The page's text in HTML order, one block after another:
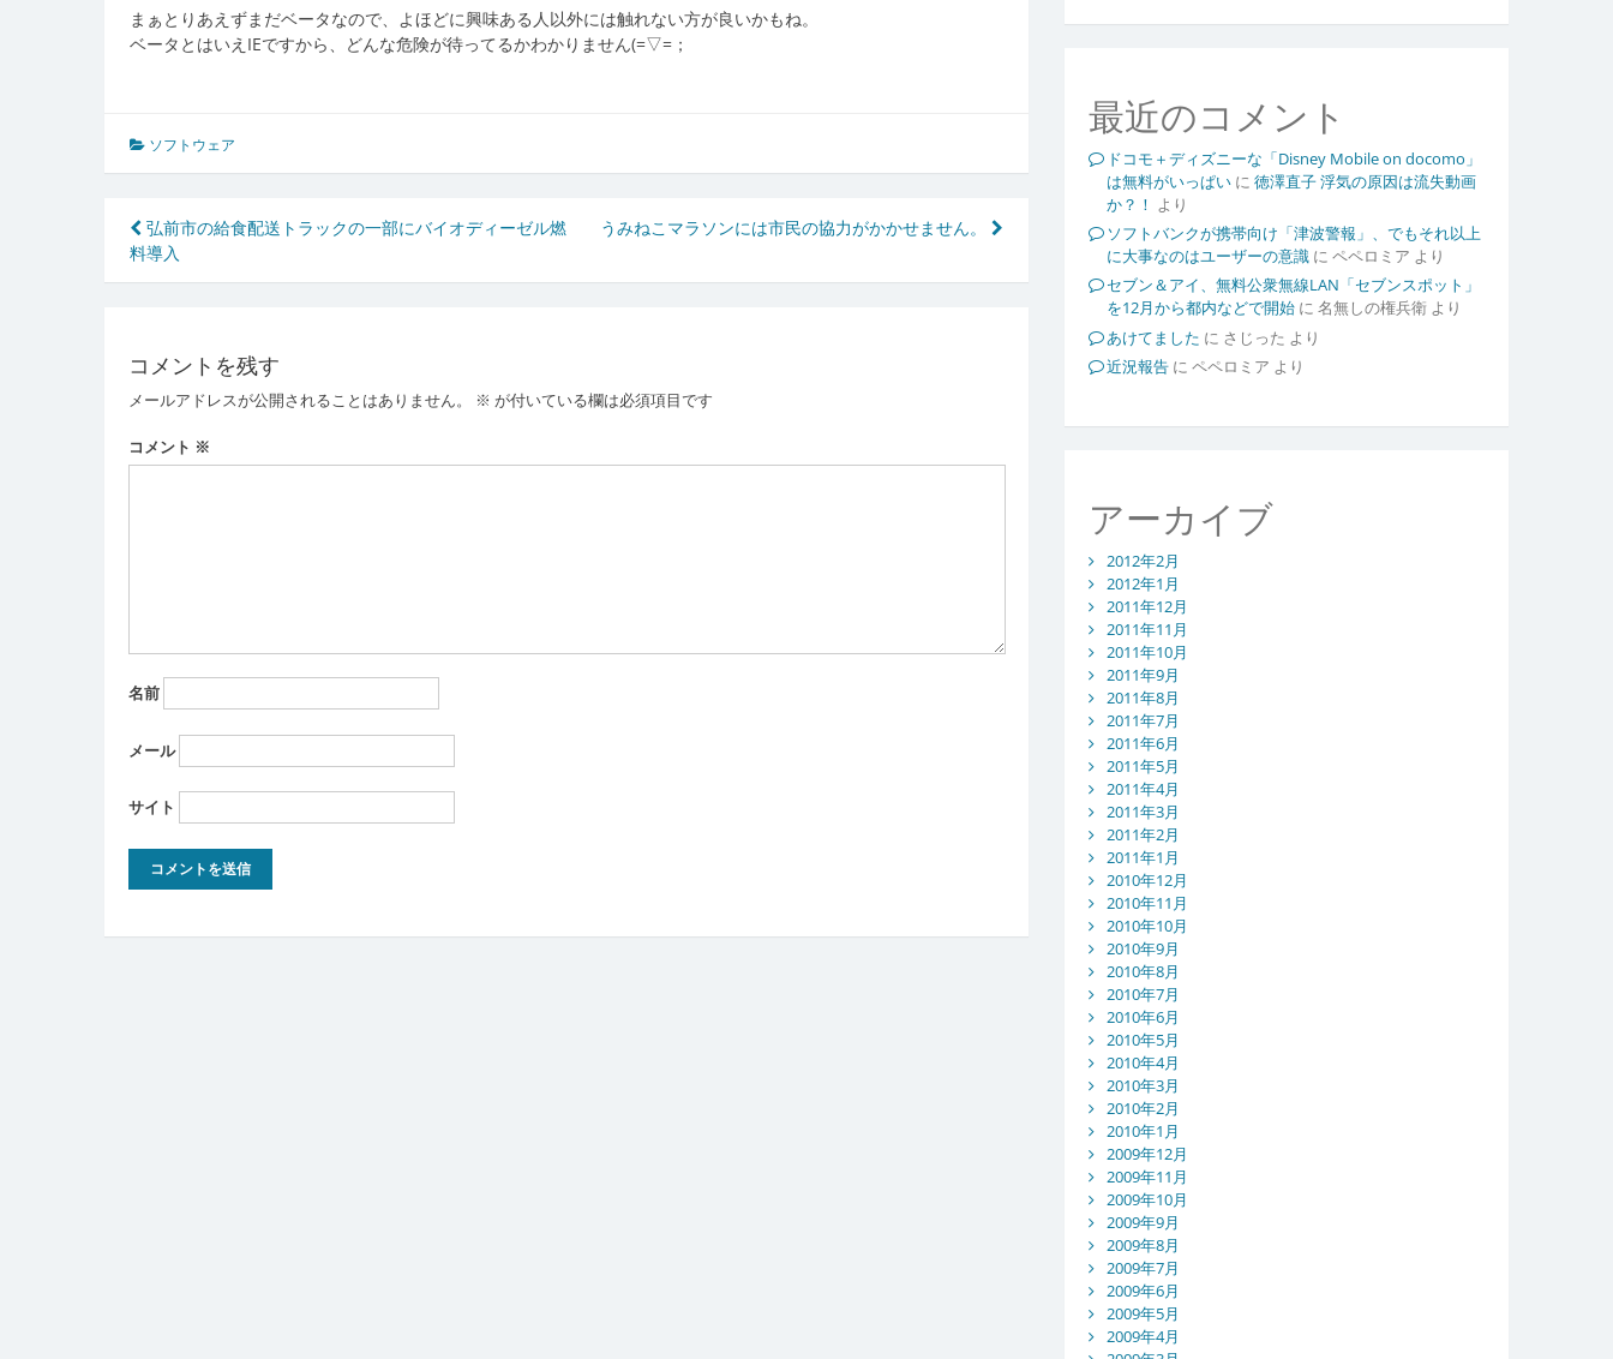
まぁとりあえずまだベータなので、よほどに興味ある人以外には触れない方が良いかもね。
ベータとはいえIEですから、どんな危険が待ってるかわかりません(=▽=；
ソフトウェア
投
稿
ビ
ゲ
ー
シ
弘前市の給食配送トラックの一部にバイオディーゼル燃
料導入
うみねこマラソンには市民の協力がかかせません。
コメントを残す
メールアドレスが公開されることはありません。 ※ が付いている欄は必須項目です
コメント ※
名前
メール
サイト
最近のコメント
ドコモ＋ディズニーな「Disney Mobile on docomo」
は無料がいっぱいに 徳澤直子 浮気の原因は流失動画
か？！ より
ソフトバンクが携帯向け「津波警報」、でもそれ以上
に大事なのはユーザーの意識に ペペロミア より
セブン＆アイ、無料公衆無線LAN「セブンスポット」
を12月から都内などで開始に 名無しの権兵衛より
あけてました に さじった より
近況報告に ペペロミア より
アーカイブ
2012年2月
2012年1月
2011年12月
2011年11月
2011年10月
2011年9月
2011年8月
2011年7月
2011年6月
2011年5月
2011年4月
2011年3月
2011年2月
2011年1月
2010年12月
2010年11月
2010年10月
2010年9月
2010年8月
2010年7月
2010年6月
2010年5月
2010年4月
2010年3月
2010年2月
2010年1月
2009年12月
2009年11月
2009年10月
2009年9月
2009年8月
2009年7月
2009年6月
2009年5月
2009年4月